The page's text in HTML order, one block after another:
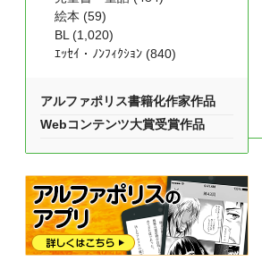
絵本 (59)
BL (1,020)
ｴｯｾｲ・ﾉﾝﾌｨｸｼｮﾝ (840)
アルファポリス書籍化作家作品
Webコンテンツ大賞受賞作品